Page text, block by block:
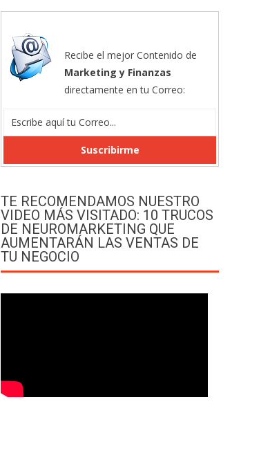
Recibe el mejor Contenido de
Marketing y Finanzas
directamente en tu Correo:
TE RECOMENDAMOS NUESTRO
VIDEO MÁS VISITADO: 10 TRUCOS
DE NEUROMARKETING QUE
AUMENTARÁN LAS VENTAS DE
TU NEGOCIO